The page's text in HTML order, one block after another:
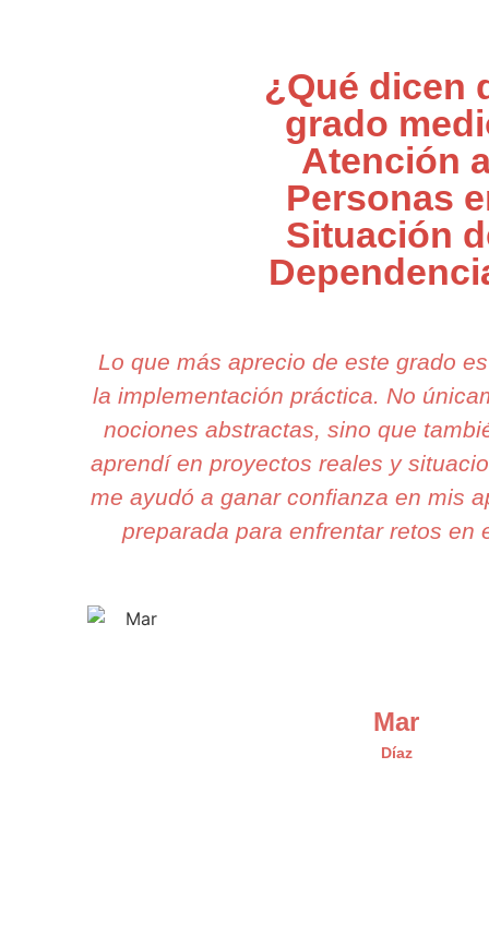
¿Qué dicen
grado
Atención
Personas
Situación
Lo que más aprecio de este grado
la implementación práctica. No
nociones abstractas, sino que
aprendí en proyectos reales y
me ayudó a ganar confianza en mis
preparada para enfrentar retos en
Mar
Díaz